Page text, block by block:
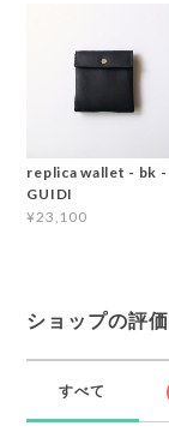
replica wallet - bk -
GUIDI
¥23,100
ショップの評価
すべて